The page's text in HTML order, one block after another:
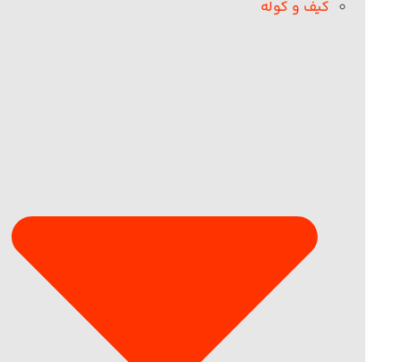
کیف و کوله